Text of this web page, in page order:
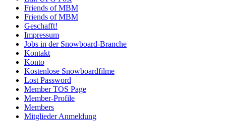
Friends of MBM
Friends of MBM
Geschafft!
Impressum
Jobs in der Snowboard-Branche
Kontakt
Konto
Kostenlose Snowboardfilme
Lost Password
Member TOS Page
Member-Profile
Members
Mitglieder Anmeldung